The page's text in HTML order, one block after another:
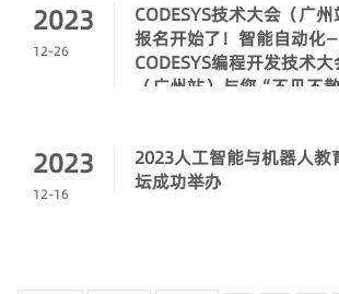
2023
12-26
CODESYS技术大会（广州
报名开始了！智能自动化—
CODESYS编程开发技术大
（广州站）与您“不见不
2023
12-16
2023人工智能与机器人教
坛成功举办